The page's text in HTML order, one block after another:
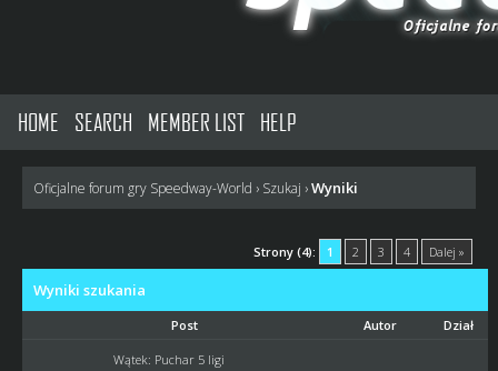
HOME SEARCH MEMBER LIST HELP
Oficjalne forum gry Speedway-World › Szukaj ›Wyniki
Strony (4): 1 2 3 4 Dalej »
Wyniki szukania
Post Autor Dział
Wątek: Puchar 5 ligi